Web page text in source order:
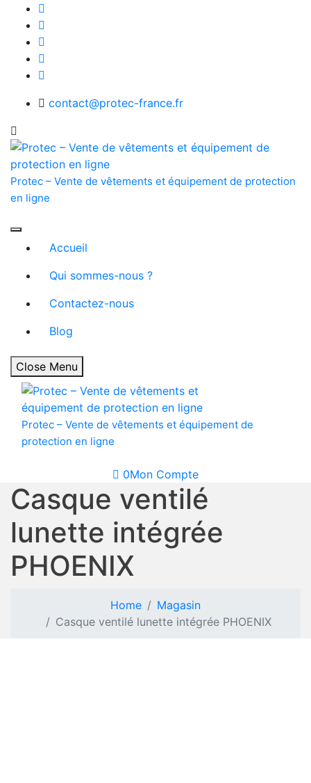
content
contact@protec-france.fr
Protec – Vente de vêtements et équipement de protection
en ligne
Accueil
Qui sommes-nous ?
Contactez-nous
Blog
Close Menu
Protec – Vente de vêtements et équipement de
protection en ligne
0Mon Compte
Casque ventilé
lunette intégrée
PHOENIX
Home
Magasin
Casque ventilé lunette intégrée PHOENIX